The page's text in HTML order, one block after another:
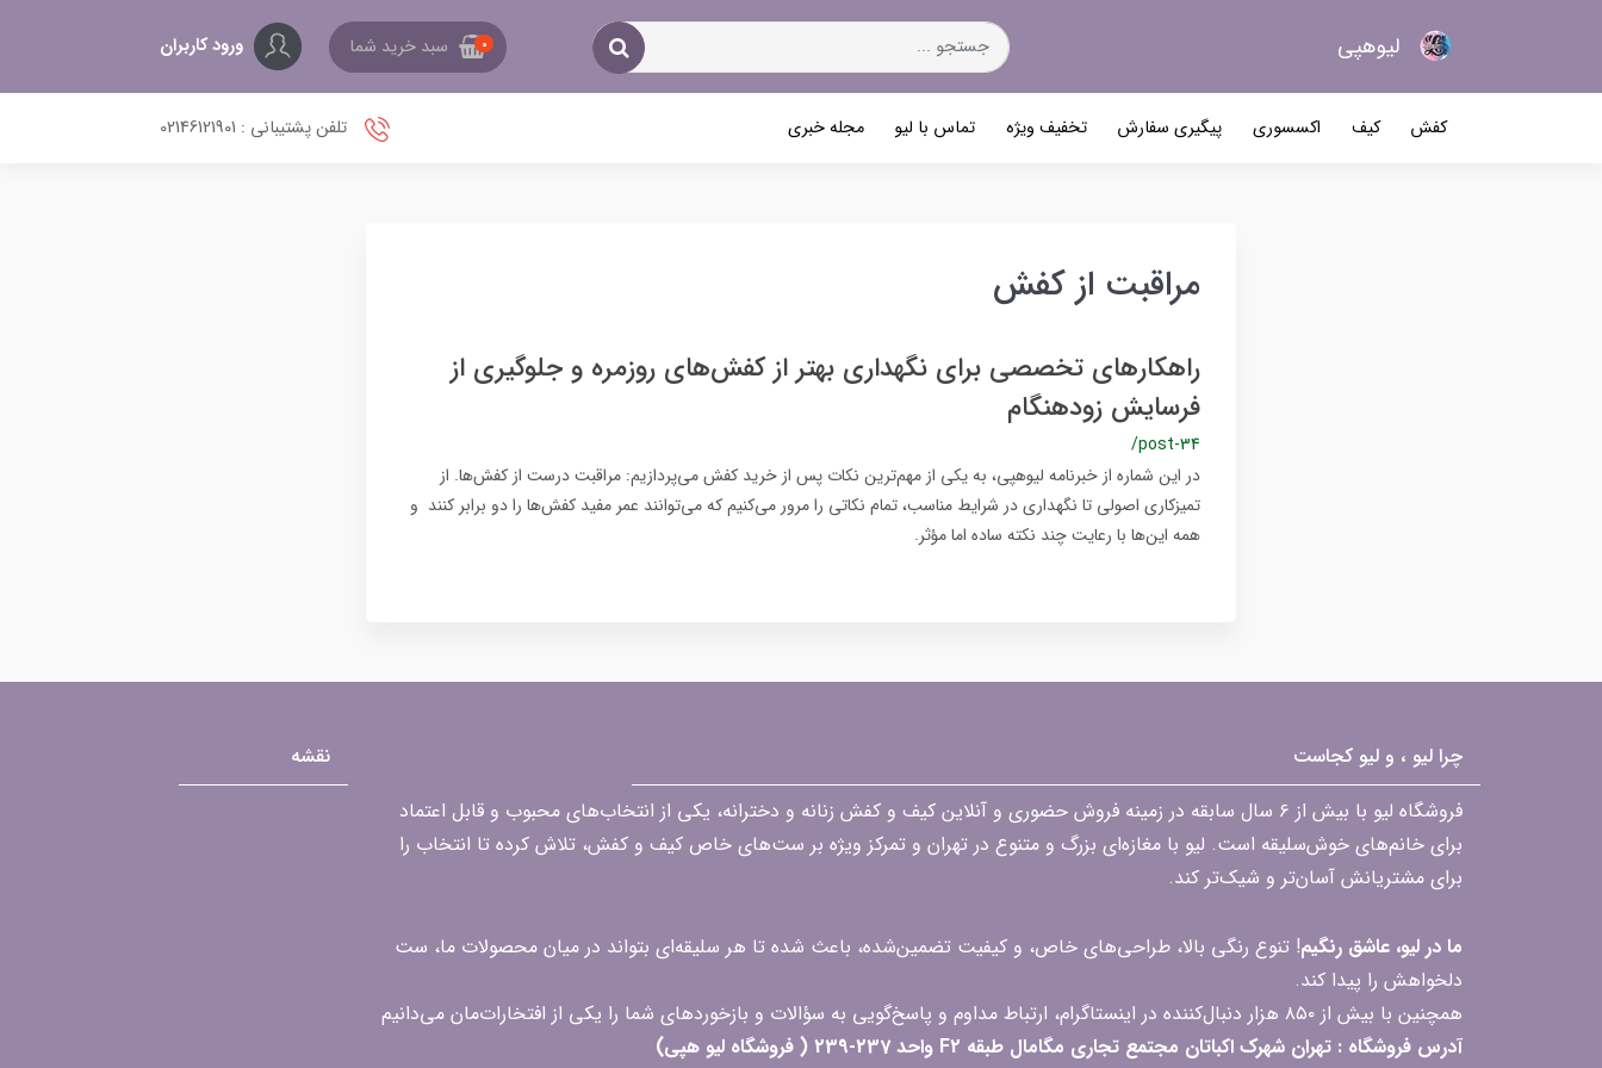
لیو‌هپی 0 سبد خرید شما ورود کاربران
کفش کیف اکسسوری پیگیری سفارش تخفیف ویژه تماس با لیو مجله خبری تلفن پشتیبانی : 02146121901
مراقبت از کفش
راهکارهای تخصصی برای نگهداری بهتر از کفش‌های روزمره و جلوگیری از
فرسایش زودهنگام
/post-34
در این شماره از خبرنامه لیوهپی، به یکی از مهم‌ترین نکات پس از خرید کفش می‌پردازیم: مراقبت درست از کفش‌ها. از
تمیزکاری اصولی تا نگهداری در شرایط مناسب، تمام نکاتی را مرور می‌کنیم که می‌توانند عمر مفید کفش‌ها را دو برابر کنند و
همه این‌ها با رعایت چند نکته ساده اما مؤثر.
چرا لیو ، و لیو کجاست
فروشگاه لیو با بیش از ۶ سال سابقه در زمینه فروش حضوری و آنلاین کیف و کفش زنانه و دخترانه، یکی از انتخاب‌های محبوب و قابل اعتماد
برای خانم‌های خوش‌سلیقه است. لیو با مغازه‌ای بزرگ و متنوع در تهران و تمرکز ویژه بر ست‌های خاص کیف و کفش، تلاش کرده تا انتخاب را
برای مشتریانش آسان‌تر و شیک‌تر کند.
ما در لیو، عاشق رنگیم! تنوع رنگی بالا، طراحی‌های خاص، و کیفیت تضمین‌شده، باعث شده تا هر سلیقه‌ای بتواند در میان محصولات ما، ست
دلخواهش را پیدا کند.
همچنین با بیش از ۸۵۰ هزار دنبال‌کننده در اینستاگرام، ارتباط مداوم و پاسخ‌گویی به سؤالات و بازخوردهای شما را یکی از افتخارات‌مان می‌دانیم
آدرس فروشگاه : تهران شهرک اکباتان مجتمع تجاری مگامال طبقه F2 واحد 237-239 ( فروشگاه لیو هپی)
نقشه